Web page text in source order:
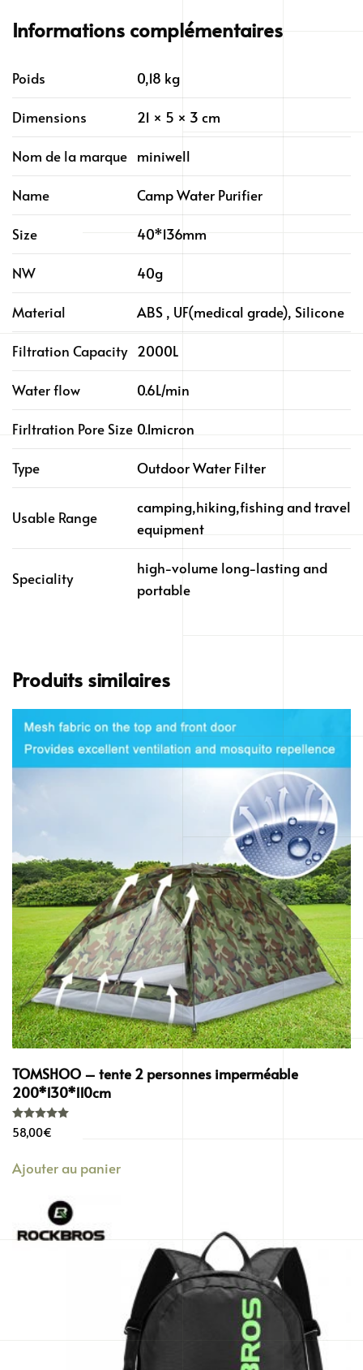
Informations complémentaires
Poids
0,18 kg
Dimensions
21 × 5 × 3 cm
Nom de la marque miniwell
Name
Camp Water Purifier
Size
40*136mm
NW
40g
Material
ABS , UF(medical grade), Silicone
Filtration Capacity 2000L
Water flow
0.6L/min
Firltration Pore Size 0.1micron
Type
Outdoor Water Filter
Usable Range
camping,hiking,fishing and travel
equipment
Speciality
high-volume long-lasting and
portable
Produits similaires
TOMSHOO – tente 2 personnes imperméable
200*130*110cm
58,00€
Ajouter au panier